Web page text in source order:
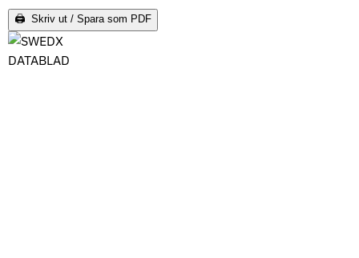
🖨 Skriv ut / Spara som PDF
DATABLAD